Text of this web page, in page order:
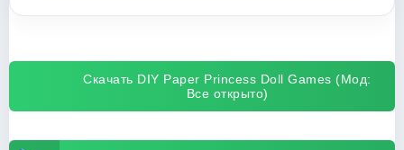
Скачать DIY Paper Princess Doll Games (Мод:
Все открыто)